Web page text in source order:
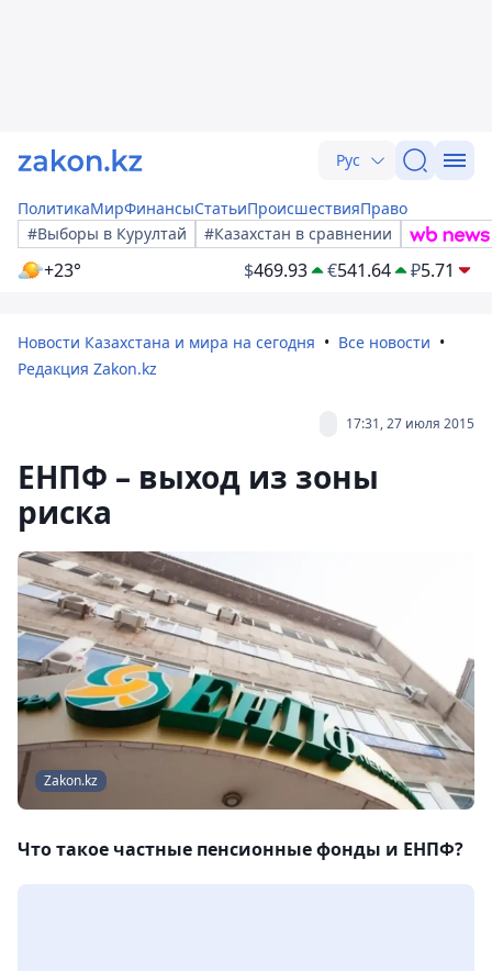
Рус
ПолитикаМирФинансыСтатьиПроисшествияПраво
#Выборы в Курултай
#Казахстан в сравнении
+23° $469.93 €541.64 ₽5.71
Новости Казахстана и мира на сегодня
Все новости
Редакция Zakon.kz
17:31, 27 июля 2015
ЕНПФ – выход из зоны
риска
Zakon.kz
Что такое частные пенсионные фонды и ЕНПФ?